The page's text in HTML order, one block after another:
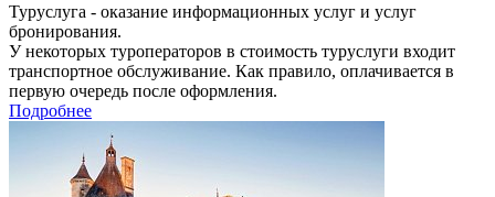
Туруслуга - оказание информационных услуг и услуг
бронирования.
У некоторых туроператоров в стоимость туруслуги входит
транспортное обслуживание. Как правило, оплачивается в
первую очередь после оформления.
Подробнее